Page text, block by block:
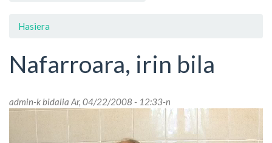
Hasiera
Nafarroara, irin bila
admin-k bidalia Ar, 04/22/2008 - 12:33-n